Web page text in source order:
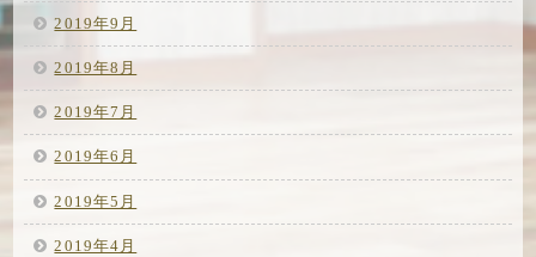
2019年9月
2019年8月
2019年7月
2019年6月
2019年5月
2019年4月